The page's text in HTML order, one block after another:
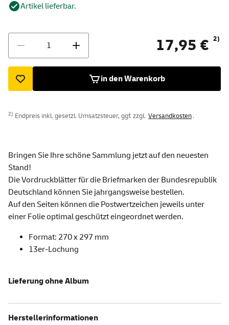
Artikel lieferbar.
17,95 € 2)
in den Warenkorb
2) Endpreis inkl. gesetzl. Umsatzsteuer, ggf. zzgl. Versandkosten.
Bringen Sie Ihre schöne Sammlung jetzt auf den neuesten
Stand!
Die Vordruckblätter für die Briefmarken der Bundesrepublik
Deutschland können Sie jahrgangsweise bestellen.
Auf den Seiten können die Postwertzeichen jeweils unter
einer Folie optimal geschützt eingeordnet werden.
Format: 270 x 297 mm
13er-Lochung
Lieferung ohne Album
Herstellerinformationen